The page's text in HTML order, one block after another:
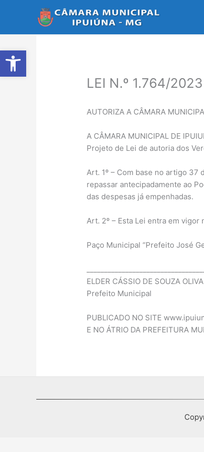
Abrir a barra de ferramentas
LEI N.º 1.764/
AUTORIZA A CÂMARA
A CÂMARA MUNICIPAL DE
Projeto de Lei de autoria dos
Art. 1º – Com base no artigo 37
repassar antecipadamente ao
das despesas já empenhadas.
Art. 2º – Esta Lei entra em
Paço Municipal “Prefeito José
ELDER CÁSSIO DE SOUZA OLIVA
Prefeito Municipal
PUBLICADO NO SITE
E NO ÁTRIO DA PREFEITURA